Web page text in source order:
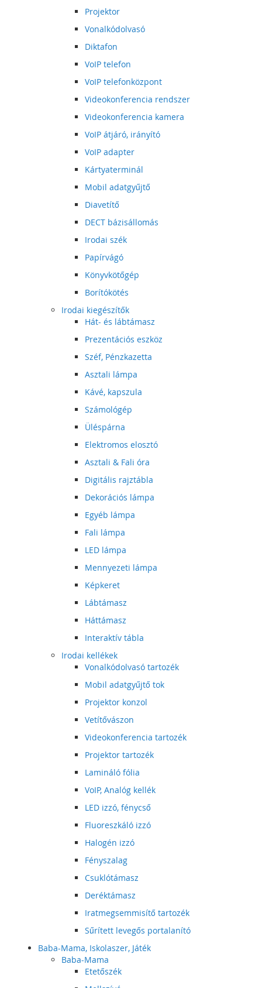
Projektor
Vonalkódolvasó
Diktafon
VoIP telefon
VoIP telefonközpont
Videokonferencia rendszer
Videokonferencia kamera
VoIP átjáró, irányító
VoIP adapter
Kártyaterminál
Mobil adatgyűjtő
Diavetítő
DECT bázisállomás
Irodai szék
Papírvágó
Könyvkötőgép
Borítókötés
Irodai kiegészítők
Hát- és lábtámasz
Prezentációs eszköz
Széf, Pénzkazetta
Asztali lámpa
Kávé, kapszula
Számológép
Üléspárna
Elektromos elosztó
Asztali & Fali óra
Digitális rajztábla
Dekorációs lámpa
Egyéb lámpa
Fali lámpa
LED lámpa
Mennyezeti lámpa
Képkeret
Lábtámasz
Háttámasz
Interaktív tábla
Irodai kellékek
Vonalkódolvasó tartozék
Mobil adatgyűjtő tok
Projektor konzol
Vetítővászon
Videokonferencia tartozék
Projektor tartozék
Lamináló fólia
VoIP, Analóg kellék
LED izzó, fénycső
Fluoreszkáló izzó
Halogén izzó
Fényszalag
Csuklótámasz
Deréktámasz
Iratmegsemmisítő tartozék
Sűrített levegős portalanító
Baba-Mama, Iskolaszer, Játék
Baba-Mama
Etetőszék